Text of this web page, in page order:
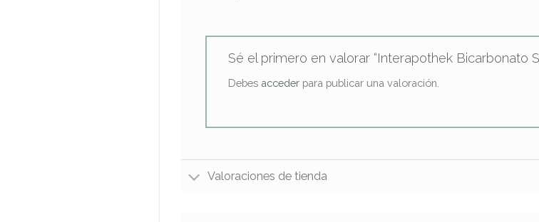
Sé el primero en valorar “Interapothek Bicarbonato
Debes accederpara publicar una valoración.
Valoraciones de tienda